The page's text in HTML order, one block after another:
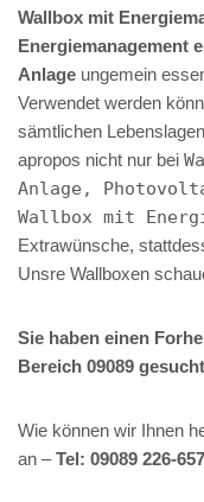
Wallbox mit
Energiemanagement
Anlage ungemein
Verwendet werden
sämtlichen
apropos nicht nur bei
Anlage,
Wallbox mit
Extrawünsche,
Unsre Wallboxen
Sie haben einen
Bereich 09089
Wie können wir Ihnen
an –Tel: 09089 226-657